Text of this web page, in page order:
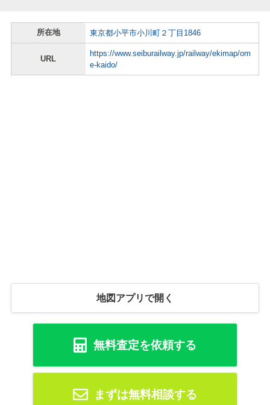
所在地 東京都小平市小川町２丁目1846
URL
https://www.seiburailway.jp/railway/ekimap/om
e-kaido/
地図アプリで開く
無料査定を依頼する
まずは無料相談する